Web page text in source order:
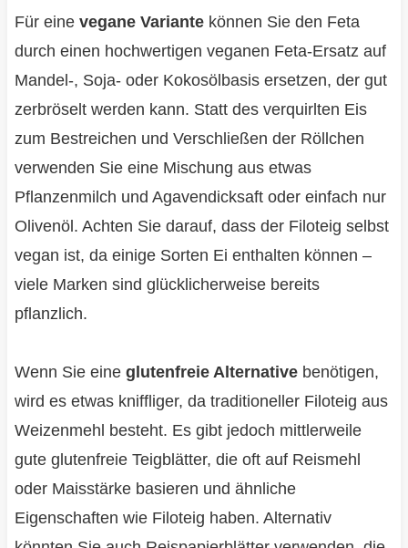
Für eine vegane Variantekönnen Sie den Feta
durch einen hochwertigen veganen Feta-Ersatz auf
Mandel-, Soja- oder Kokosölbasis ersetzen, der gut
zerbröselt werden kann. Statt des verquirlten Eis
zum Bestreichen und Verschließen der Röllchen
verwenden Sie eine Mischung aus etwas
Pflanzenmilch und Agavendicksaft oder einfach nur
Olivenöl. Achten Sie darauf, dass der Filoteig selbst
vegan ist, da einige Sorten Ei enthalten können –
viele Marken sind glücklicherweise bereits
pflanzlich.
Wenn Sie eine glutenfreie Alternativebenötigen,
wird es etwas kniffliger, da traditioneller Filoteig aus
Weizenmehl besteht. Es gibt jedoch mittlerweile
gute glutenfreie Teigblätter, die oft auf Reismehl
oder Maisstärke basieren und ähnliche
Eigenschaften wie Filoteig haben. Alternativ